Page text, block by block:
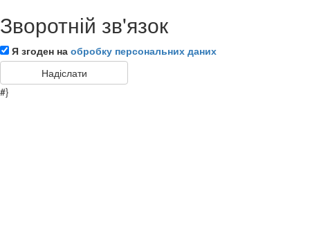
Зворотній зв'язок
Я згоден на обробку персональних даних
#}